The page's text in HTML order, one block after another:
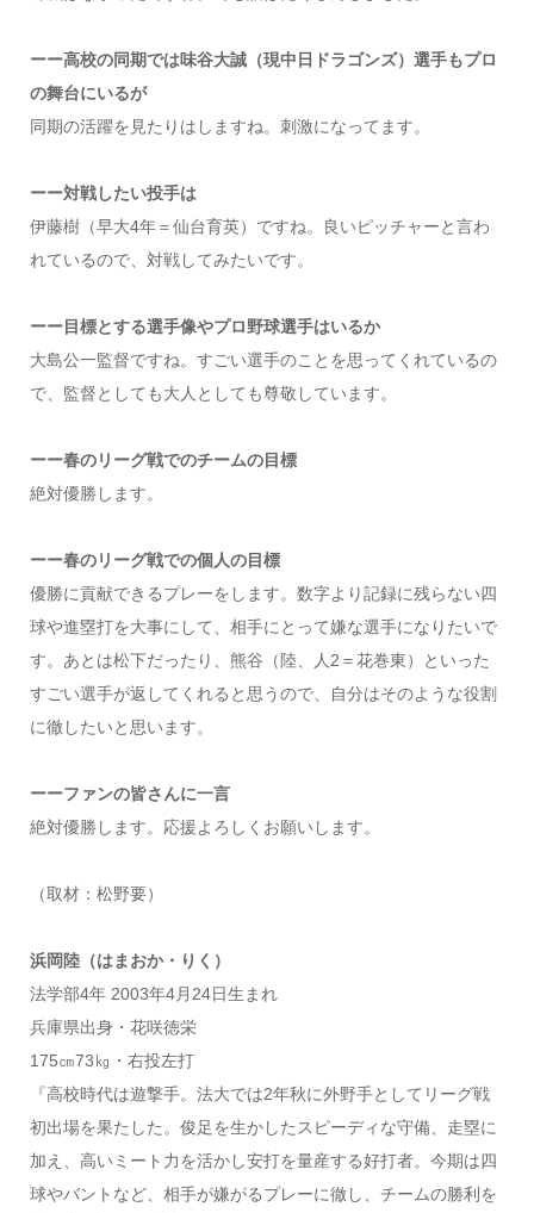
ーー高校の同期では味谷大誠（現中日ドラゴンズ）選手もプロ
の舞台にいるが
同期の活躍を見たりはしますね。刺激になってます。
ーー対戦したい投手は
伊藤樹（早大4年＝仙台育英）ですね。良いピッチャーと言わ
れているので、対戦してみたいです。
ーー目標とする選手像やプロ野球選手はいるか
大島公一監督ですね。すごい選手のことを思ってくれているの
で、監督としても大人としても尊敬しています。
ーー春のリーグ戦でのチームの目標
絶対優勝します。
ーー春のリーグ戦での個人の目標
優勝に貢献できるプレーをします。数字より記録に残らない四
球や進塁打を大事にして、相手にとって嫌な選手になりたいで
す。あとは松下だったり、熊谷（陸、人2＝花巻東）といった
すごい選手が返してくれると思うので、自分はそのような役割
に徹したいと思います。
ーーファンの皆さんに一言
絶対優勝します。応援よろしくお願いします。
（取材：松野要）
浜岡陸（はまおか・りく）
法学部4年 2003年4月24日生まれ
兵庫県出身・花咲徳栄
175㎝73㎏・右投左打
『高校時代は遊撃手。法大では2年秋に外野手としてリーグ戦
初出場を果たした。俊足を生かしたスピーディな守備、走塁に
加え、高いミート力を活かし安打を量産する好打者。今期は四
球やバントなど、相手が嫌がるプレーに徹し、チームの勝利を